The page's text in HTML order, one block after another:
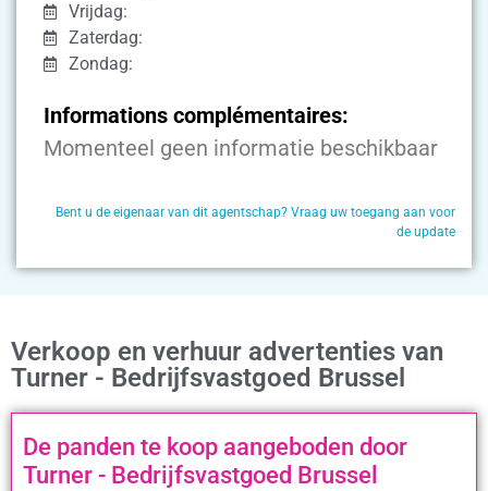
Vrijdag:
Zaterdag:
Zondag:
Informations complémentaires:
Momenteel geen informatie beschikbaar
Bent u de eigenaar van dit agentschap? Vraag uw toegang aan voor
de update
Verkoop en verhuur advertenties van
Turner - Bedrijfsvastgoed Brussel
De panden te koop aangeboden door
Turner - Bedrijfsvastgoed Brussel